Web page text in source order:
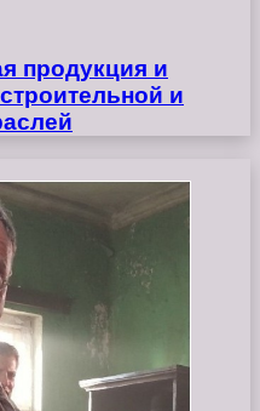
продукция и
и